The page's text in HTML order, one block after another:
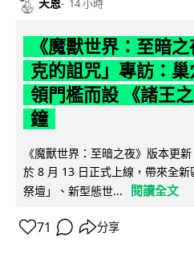
14 小時
《魔獸世界：至暗
克的詛咒」專訪：
領門檻而設 《諸王
鐘
《魔獸世界：至暗之夜》版本更
於 8 月 13 日正式上線，帶來全
祭壇」、新型態世...
閱讀全文
71 分享